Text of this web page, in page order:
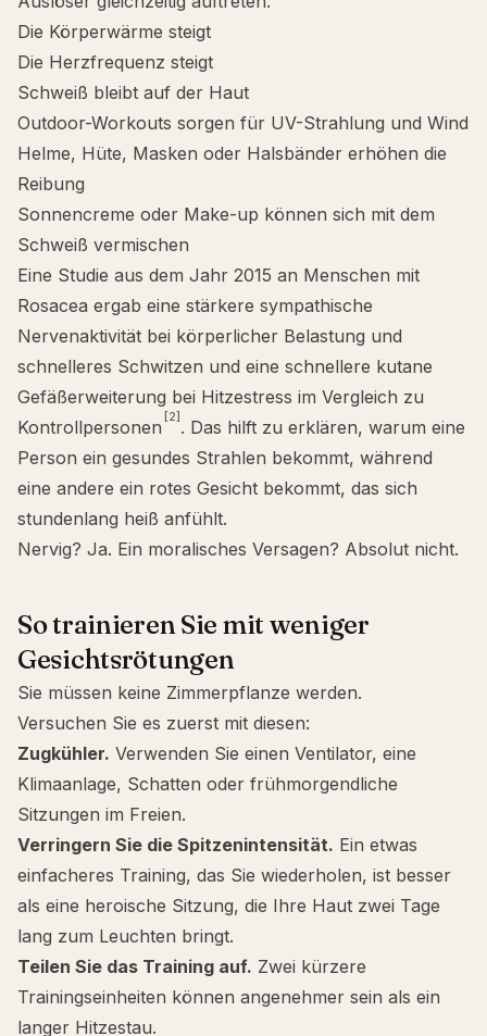
Die Körperwärme steigt
Die Herzfrequenz steigt
Schweiß bleibt auf der Haut
Outdoor-Workouts sorgen für UV-Strahlung und Wind
Helme, Hüte, Masken oder Halsbänder erhöhen die
Reibung
Sonnencreme oder Make-up können sich mit dem
Schweiß vermischen
Eine Studie aus dem Jahr 2015 an Menschen mit
Rosacea ergab eine stärkere sympathische
Nervenaktivität bei körperlicher Belastung und
schnelleres Schwitzen und eine schnellere kutane
Gefäßerweiterung bei Hitzestress im Vergleich zu
Kontrollpersonen [2] . Das hilft zu erklären, warum eine
Person ein gesundes Strahlen bekommt, während
eine andere ein rotes Gesicht bekommt, das sich
stundenlang heiß anfühlt.
Nervig? Ja. Ein moralisches Versagen? Absolut nicht.
So trainieren Sie mit weniger
Gesichtsrötungen
Sie müssen keine Zimmerpflanze werden.
Versuchen Sie es zuerst mit diesen:
Zugkühler. Verwenden Sie einen Ventilator, eine
Klimaanlage, Schatten oder frühmorgendliche
Sitzungen im Freien.
Verringern Sie die Spitzenintensität. Ein etwas
einfacheres Training, das Sie wiederholen, ist besser
als eine heroische Sitzung, die Ihre Haut zwei Tage
lang zum Leuchten bringt.
Teilen Sie das Training auf. Zwei kürzere
Trainingseinheiten können angenehmer sein als ein
langer Hitzestau.